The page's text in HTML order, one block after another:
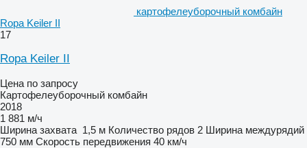
картофелеуборочный комбайн
Ropa Keiler II
17
Ropa Keiler II
Цена по запросу
Картофелеуборочный комбайн
2018
1 881 м/ч
Ширина захвата 1,5 м Количество рядов 2 Ширина междурядий
750 мм Скорость передвижения 40 км/ч